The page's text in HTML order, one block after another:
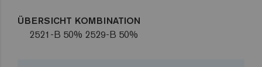
ÜBERSICHT KOMBINATION
2521-B 50% 2529-B 50%